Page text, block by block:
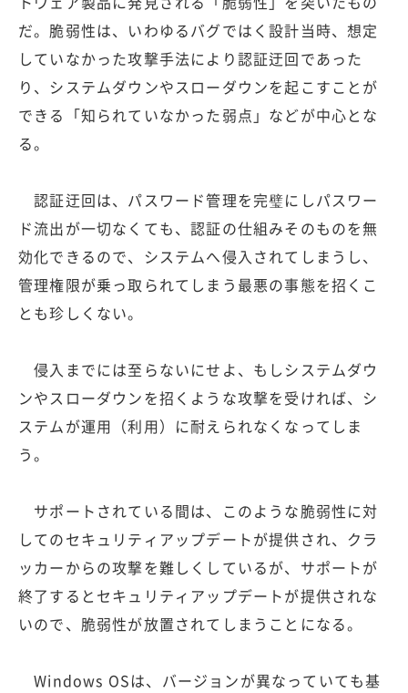
だ。脆弱性は、いわゆるバグではく設計当時、想定
していなかった攻撃手法により認証迂回であった
り、システムダウンやスローダウンを起こすことが
できる「知られていなかった弱点」などが中心とな
る。
認証迂回は、パスワード管理を完璧にしパスワー
ド流出が一切なくても、認証の仕組みそのものを無
効化できるので、システムへ侵入されてしまうし、
管理権限が乗っ取られてしまう最悪の事態を招くこ
とも珍しくない。
侵入までには至らないにせよ、もしシステムダウ
ンやスローダウンを招くような攻撃を受ければ、シ
ステムが運用（利用）に耐えられなくなってしま
う。
サポートされている間は、このような脆弱性に対
してのセキュリティアップデートが提供され、クラ
ッカーからの攻撃を難しくしているが、サポートが
終了するとセキュリティアップデートが提供されな
いので、脆弱性が放置されてしまうことになる。
Windows OSは、バージョンが異なっていても基